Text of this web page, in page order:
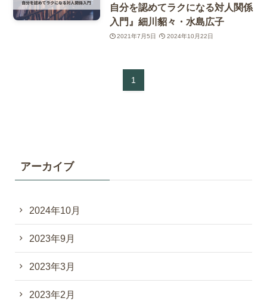
自分を認めてラクになる対人関係
入門』細川貂々・水島広子
2021年7月5日 2024年10月22日
1
アーカイブ
2024年10月
2023年9月
2023年3月
2023年2月